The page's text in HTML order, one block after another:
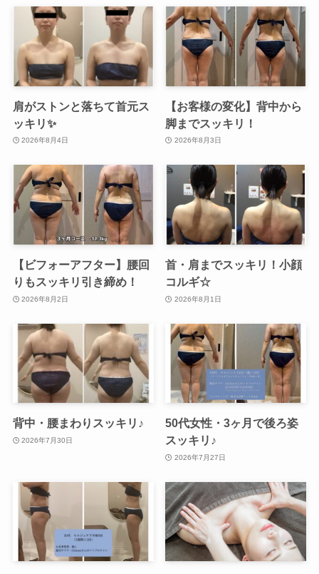
肩がストンと落ちて首元ス
ッキリ✨
2026年8月4日
【お客様の変化】背中から
脚までスッキリ！
2026年8月3日
【ビフォーアフター】腰回
りもスッキリ引き締め！
2026年8月2日
首・肩までスッキリ！小顔
コルギ☆
2026年8月1日
背中・腰まわりスッキリ♪
2026年7月30日
50代女性・3ヶ月で後ろ姿
スッキリ♪
2026年7月27日